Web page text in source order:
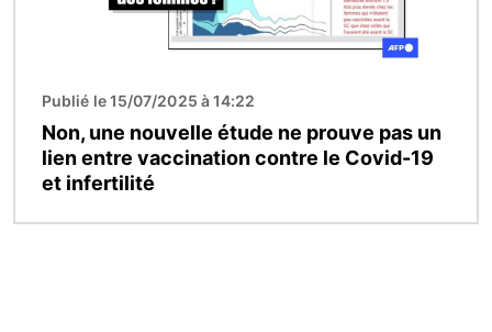
Publié le 15/07/2025 à 14:22
Non, une nouvelle étude ne prouve pas un
lien entre vaccination contre le Covid-19
et infertilité